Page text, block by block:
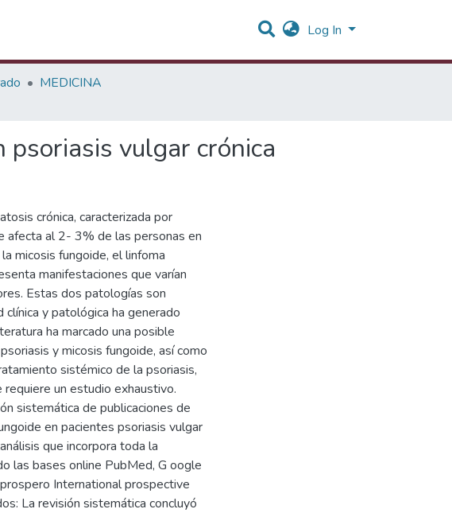
Log In
MEDICINA
psoriasis vulgar crónica
crónica, caracterizada por
afecta al 2- 3% de las personas en
micosis fungoide, el linfoma
manifestaciones que varían
Estas dos patologías son
y patológica ha generado
ha marcado una posible
y micosis fungoide, así como
sistémico de la psoriasis,
un estudio exhaustivo.
sistemática de publicaciones de
en pacientes psoriasis vulgar
que incorpora toda la
las bases online PubMed, G oogle
International prospective
La revisión sistemática concluyó